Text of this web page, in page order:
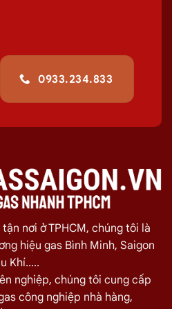
trình sử dụng
của
hơn.
Đường Ca Văn Thỉnh,
màu đỏ
275.000₫
320.000
Xám
480.000 ₫
Vàng
480.000₫
12kg
480.000₫
480.000
0933.234.833
nơi ở TPHCM, chúng tôi là
hiệu gas Bình Minh, Saigon
Khí.....
nghiệp, chúng tôi cung cấp
công nghiệp nhà hàng,